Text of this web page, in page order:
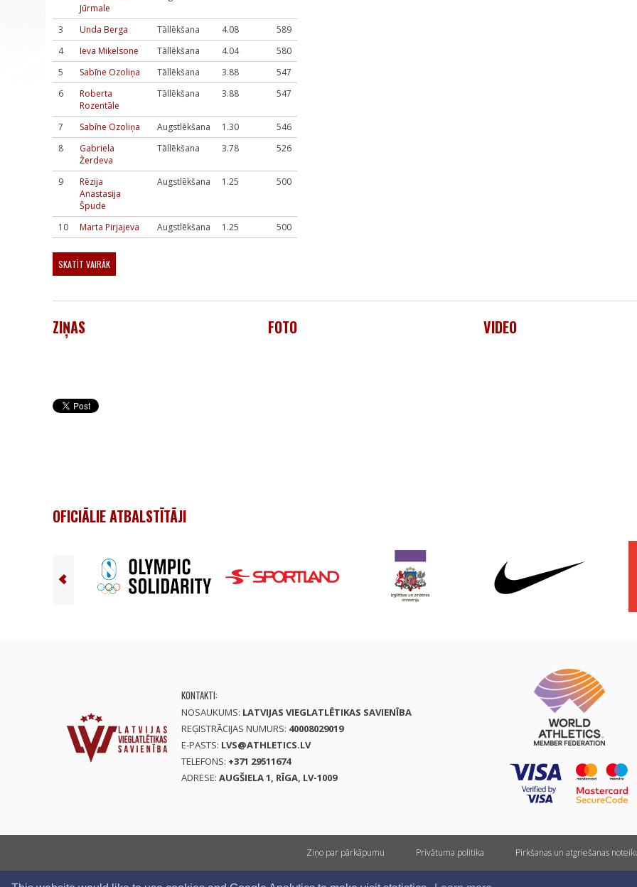
Jūrmale
3 Unda Berga Tāllēkšana 4.08
589
4
Ieva Miķelsone Tāllēkšana 4.04
580
5
Sabīne Ozoliņa Tāllēkšana 3.88
547
6
Roberta
Rozentāle
Tāllēkšana 3.88 547
7 Sabīne Ozoliņa Augstlēkšana 1.30
546
8
Gabriela
Žerdeva
Tāllēkšana 3.78 526
9
Rēzija
Anastasija
Špude
Augstlēkšana 1.25 500
10 Marta Pirjajeva Augstlēkšana 1.25 500
SKATĪT VAIRĀK
ZIŅAS FOTO VIDEO
OFICIĀLIE ATBALSTĪTĀJI
KONTAKTI:
NOSAUKUMS: LATVIJAS VIEGLATLĒTIKAS SAVIENĪBA
REĢISTRĀCIJAS NUMURS: 40008029019
E-PASTS: LVS@ATHLETICS.LV
TELEFONS: +371 29511674
ADRESE: AUGŠIELA 1, RĪGA, LV-1009
Ziņo par pārkāpumu Privātuma politika Pirkšanas un atgriešanas